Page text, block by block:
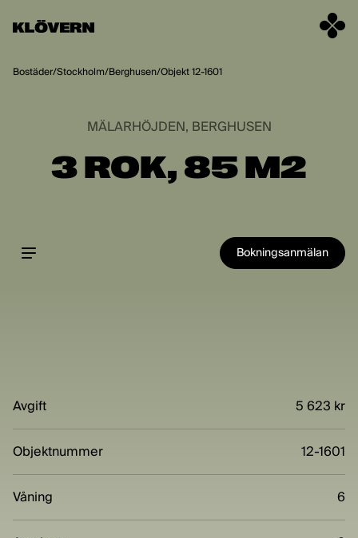
Bostäder/Stockholm/Berghusen/Objekt 12-1601
MÄLARHÖJDEN, BERGHUSEN
3 ROK, 85 M2
Bokningsanmälan
Avgift 5 623 kr
Objektnummer 12-1601
Våning 6